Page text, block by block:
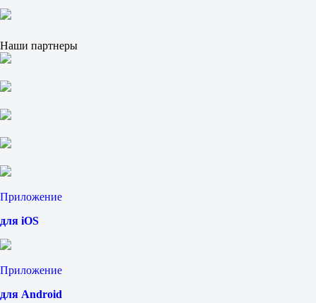
-
Сегодня в 13:00
1.22
3.85
Фора
1
-4.5
+4.5
Тотал
М
1.90
Сеты
Ф2
1.67
Наши партнеры
Приложение
для iOS
Приложение
для Android